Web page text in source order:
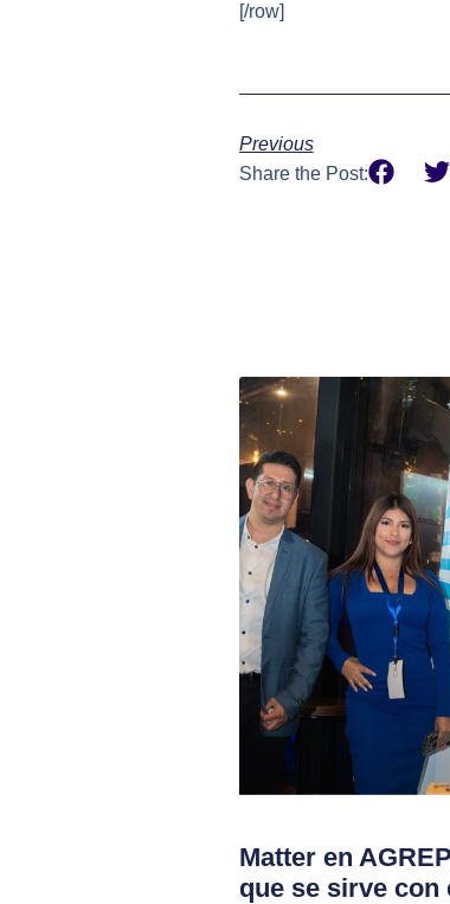
[/row]
Previous
Share the Post:
Matter en
que se sirve con